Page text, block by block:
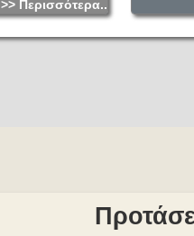
>> Περισσότερα...